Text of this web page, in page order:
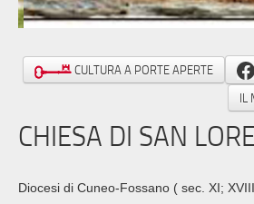
CULTURA A PORTE APERTE
IL
CHIESA DI SAN
Diocesi di Cuneo-Fossano ( sec. XI;